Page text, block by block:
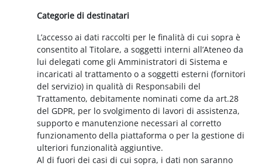
Categorie di destinatari
L’accesso ai dati raccolti per le finalità di cui sopra è
consentito al Titolare, a soggetti interni all’Ateneo da
lui delegati come gli Amministratori di Sistema e
incaricati al trattamento o a soggetti esterni (fornitori
del servizio) in qualità di Responsabili del
Trattamento, debitamente nominati come da art.28
del GDPR, per lo svolgimento di lavori di assistenza,
supporto e manutenzione necessari al corretto
funzionamento della piattaforma o per la gestione di
ulteriori funzionalità aggiuntive.
Al di fuori dei casi di cui sopra, i dati non saranno